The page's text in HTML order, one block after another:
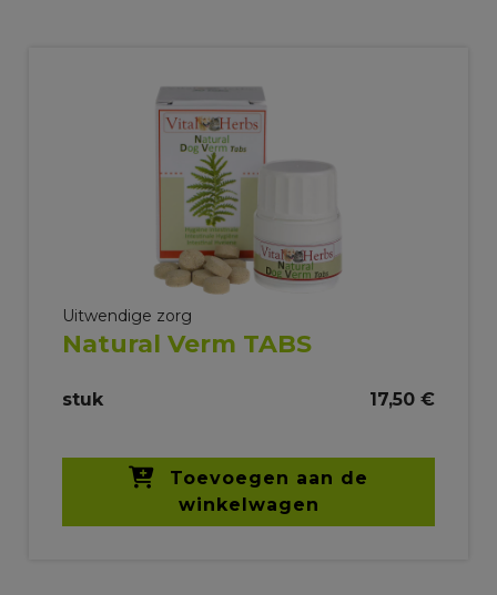
Uitwendige zorg
Natural Verm TABS
stuk 17,50 €
Toevoegen aan de
winkelwagen